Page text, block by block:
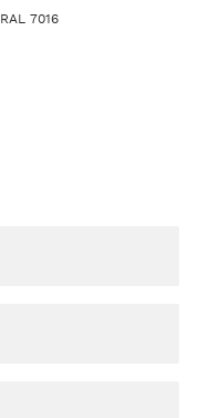
RAL 7016